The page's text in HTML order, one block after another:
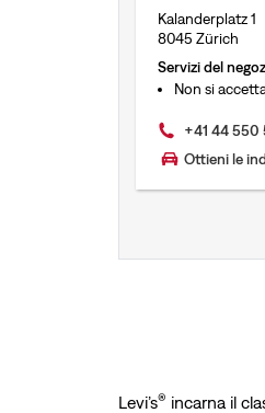
Kalanderplatz 1
8045 Zürich
Servizi del
Non si
+41 44 550
Ottieni le
Levi’s® incarna il